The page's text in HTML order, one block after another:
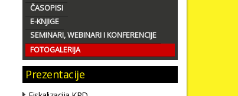
ČASOPISI
E-KNJIGE
SEMINARI, WEBINARI I KONFERENCIJE
FOTOGALERIJA
Prezentacije